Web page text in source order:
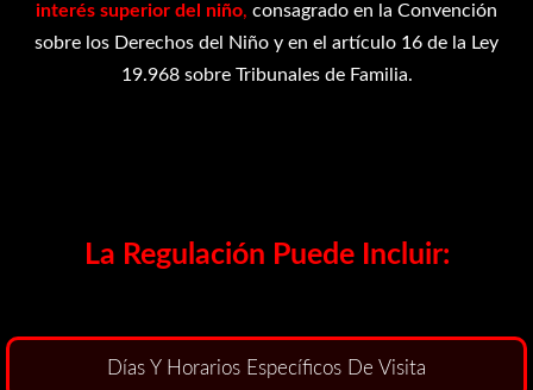
interés superior del niño, consagrado en la Convención
sobre los Derechos del Niño y en el artículo 16 de la Ley
19.968 sobre Tribunales de Familia.
La Regulación Puede Incluir:
Días Y Horarios Específicos De Visita